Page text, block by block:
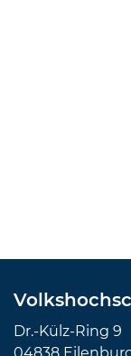
Dr.-Külz-Ring 9